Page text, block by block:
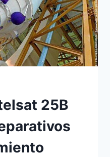
25B